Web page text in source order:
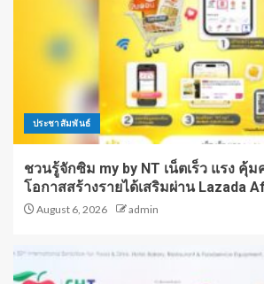
ประชาสัมพันธ์
ชวนรู้จักซิม my by NT เน็ตเร็ว แรง คุ้
โอกาสสร้างรายได้เสริมผ่าน Lazada
August 6, 2026 admin